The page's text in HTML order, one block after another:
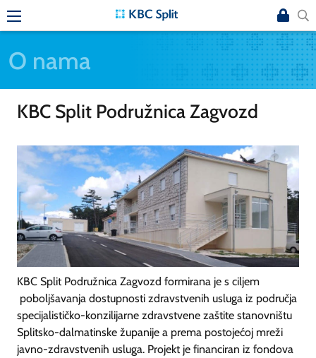
O nama
KBC Split Podružnica Zagvozd
KBC Split Podružnica Zagvozd formirana je s ciljem
poboljšavanja dostupnosti zdravstvenih usluga iz područja
specijalističko-konzilijarne zdravstvene zaštite stanovništu
Splitsko-dalmatinske županije a prema postojećoj mreži
javno-zdravstvenih usluga. Projekt je financiran iz fondova